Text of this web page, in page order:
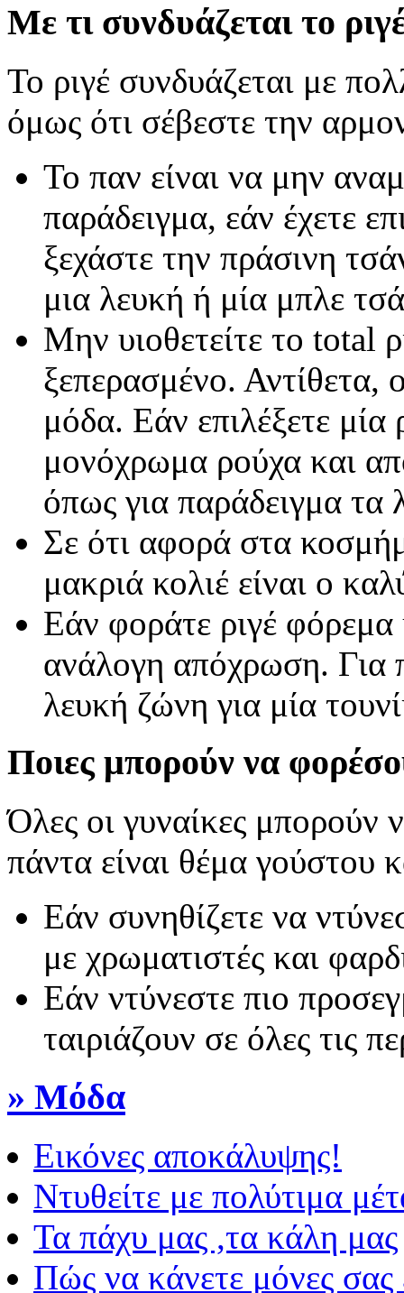
Με τι συνδυάζεται το
Το ριγέ συνδυάζεται με
όμως ότι σέβεστε την
Το παν είναι να μην
παράδειγμα, εάν έχετε
ξεχάστε την πράσινη
μια λευκή ή μία μπλε
Μην υιοθετείτε το total
ξεπερασμένο. Αντίθετα,
μόδα. Εάν επιλέξετε
μονόχρωμα ρούχα και
όπως για παράδειγμα τα
Σε ότι αφορά στα
μακριά κολιέ είναι ο
Εάν φοράτε ριγέ
ανάλογη απόχρωση. Για
λευκή ζώνη για μία
Ποιες μπορούν να
Όλες οι γυναίκες μπορούν
πάντα είναι θέμα γούστου
Εάν συνηθίζετε να
με χρωματιστές και
Εάν ντύνεστε πιο
ταιριάζουν σε όλες τις
» Μόδα
Εικόνες αποκάλυψης!
Ντυθείτε με πολύτιμα
Τα πάχυ μας ,τα κάλη μας
Πώς να κάνετε μόνες σας